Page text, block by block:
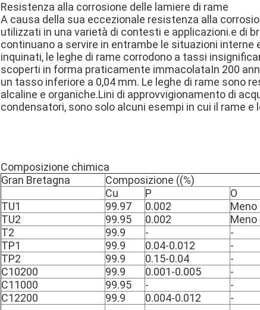
Resistenza alla corrosione delle lamiere di rame
A causa della sua eccezionale resistenza alla
utilizzati in una varietà di contesti e applicazioni.e di
continuano a servire in entrambe le situazioni interne
inquinati, le leghe di rame corrodono a tassi
scoperti in forma praticamente immacolataIn 200
un tasso inferiore a 0,04 mm. Le leghe di rame sono
alcaline e organiche.Lini di approvvigionamento di
condensatori, sono solo alcuni esempi in cui il rame e
Composizione chimica
Gran Bretagna
Composizione ((%)
Cu
P O
TU1
99.97 0.002 Meno
TU2
99.95 0.002 Meno
T2
99.9 - -
TP1
99.9 0.04-0.012 -
TP2
99.9 0.15-0.04 -
C10200
99.9 0.001-0.005 -
C11000
99.95 - -
C12200
99.9 0.004-0.012 -